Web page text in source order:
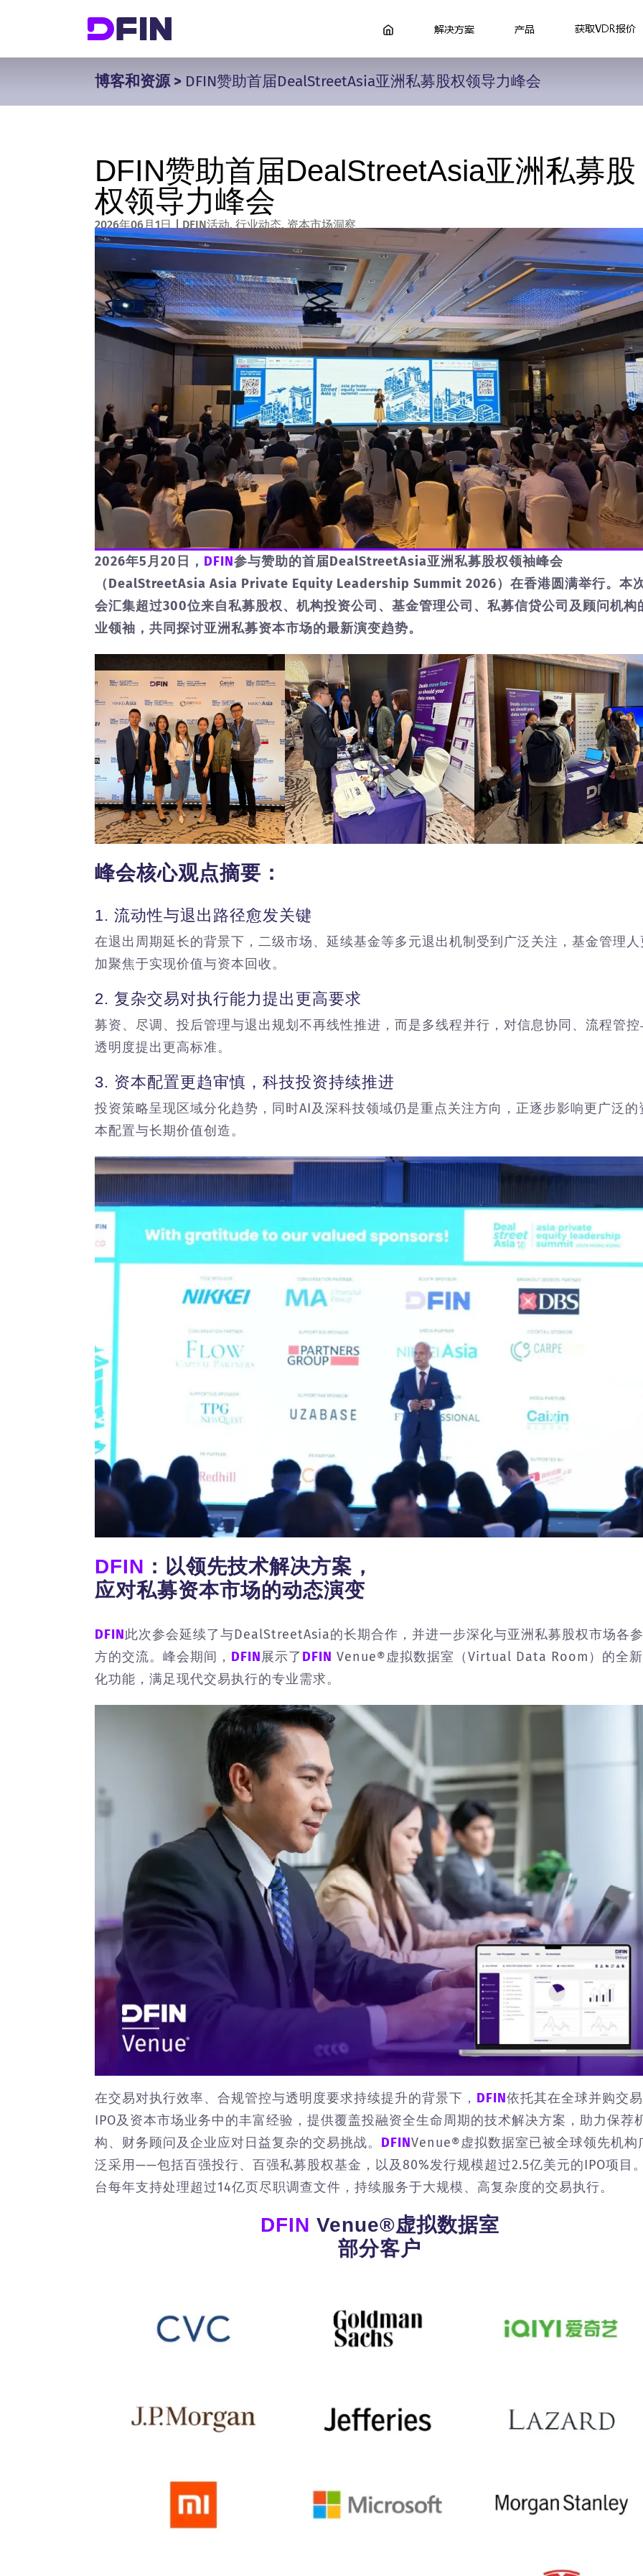
解决方案 产品 获取VDR报价
博客和资源> DFIN赞助首届DealStreetAsia亚洲私募股权领导力峰会
DFIN赞助首届DealStreetAsia亚洲私募股
权领导力峰会
2026年06月1日 | DFIN活动,行业动态,资本市场洞察
2026年5月20日， DFIN参与赞助的首届DealStreetAsia亚洲私募股权领袖峰会
（DealStreetAsia Asia Private Equity Leadership Summit 2026）在香港圆满举行。本
会汇集超过300位来自私募股权、机构投资公司、基金管理公司、私募信贷公司及顾问机构
业领袖，共同探讨亚洲私募资本市场的最新演变趋势。
峰会核心观点摘要：
1. 流动性与退出路径愈发关键
在退出周期延长的背景下，二级市场、延续基金等多元退出机制受到广泛关注，基金管理人
加聚焦于实现价值与资本回收。
2. 复杂交易对执行能力提出更高要求
募资、尽调、投后管理与退出规划不再线性推进，而是多线程并行，对信息协同、流程管控
透明度提出更高标准。
3. 资本配置更趋审慎，科技投资持续推进
投资策略呈现区域分化趋势，同时AI及深科技领域仍是重点关注方向，正逐步影响更广泛的
本配置与长期价值创造。
DFIN ：以领先技术解决方案，
应对私募资本市场的动态演变
DFIN此次参会延续了与DealStreetAsia的长期合作，并进一步深化与亚洲私募股权市场各
方的交流。峰会期间， DFIN展示了DFIN Venue®虚拟数据室（Virtual Data Room）的全
化功能，满足现代交易执行的专业需求。
在交易对执行效率、合规管控与透明度要求持续提升的背景下， DFIN依托其在全球并购交
IPO及资本市场业务中的丰富经验，提供覆盖投融资全生命周期的技术解决方案，助力保荐
构、财务顾问及企业应对日益复杂的交易挑战。 DFINVenue®虚拟数据室已被全球领先机构
泛采用——包括百强投行、百强私募股权基金，以及80%发行规模超过2.5亿美元的IPO项目
台每年支持处理超过14亿页尽职调查文件，持续服务于大规模、高复杂度的交易执行。
DFIN Venue®虚拟数据室
部分客户